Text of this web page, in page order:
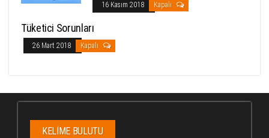
16 Kasım 2018 Kapalı
Tüketici Sorunları
26 Mart 2018 Kapalı
KELIME BULUTU